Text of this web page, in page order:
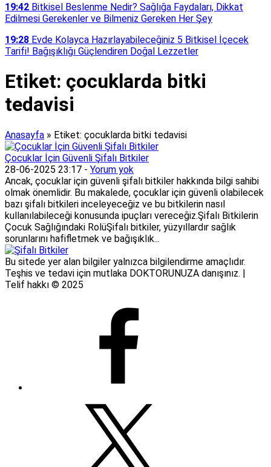
19:42 Bitkisel Beslenme Nedir? Sağlığa Faydaları, Dikkat
Edilmesi Gerekenler ve Bilmeniz Gereken Her Şey
19:28 Evde Kolayca Hazırlayabileceğiniz 5 Bitkisel İçecek
Tarifi! Bağışıklığı Güçlendiren Doğal Lezzetler
Etiket: çocuklarda bitki
tedavisi
Anasayfa » Etiket: çocuklarda bitki tedavisi
Çocuklar İçin Güvenli Şifalı Bitkiler
28-06-2025 23:17 - Yorum yok
Ancak, çocuklar için güvenli şifalı bitkiler hakkında bilgi sahibi
olmak önemlidir. Bu makalede, çocuklar için güvenli olabilecek
bazı şifalı bitkileri inceleyeceğiz ve bu bitkilerin nasıl
kullanılabileceği konusunda ipuçları vereceğiz.Şifalı Bitkilerin
Çocuk Sağlığındaki RolüŞifalı bitkiler, yüzyıllardır sağlık
sorunlarını hafifletmek ve bağışıklık...
Bu sitede yer alan bilgiler yalnızca bilgilendirme amaçlıdır.
Teşhis ve tedavi için mutlaka DOKTORUNUZA danışınız. |
Telif hakkı © 2025